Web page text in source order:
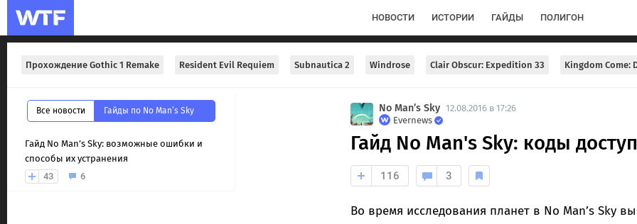
НОВОСТИ ИСТОРИИ ГАЙДЫ ПОЛИГОН
Прохождение Gothic 1 Remake Resident Evil Requiem Subnautica 2 Windrose Clair Obscur: Expedition 33 Kingdom Come:
Все новости Гайды по No Man’s Sky
Гайд No Man’s Sky: возможные ошибки и
способы их устранения
43
6
No Man’s Sky
12.08.2016 в 17:26
Evernews
Гайд No Man's Sky: коды
116 3
Во время исследования планет в No Man’s Sky